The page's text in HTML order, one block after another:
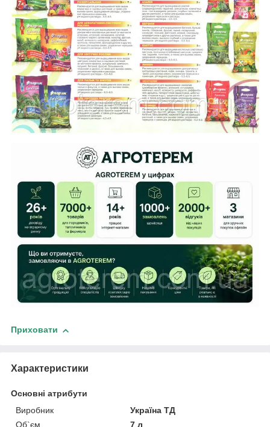
Приховати
Характеристики
Основні атрибути
Виробник
Україна ТД
Об`єм
7 л